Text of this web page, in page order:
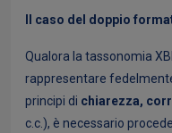
Il caso del doppio
Qualora la tassonomia
rappresentare
principi di chiarezza,
c.c.), è necessario